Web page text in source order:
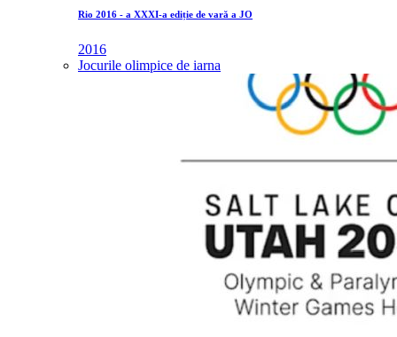
Rio 2016 - a XXXI-a ediție de vară a JO
2016
Jocurile olimpice de iarna